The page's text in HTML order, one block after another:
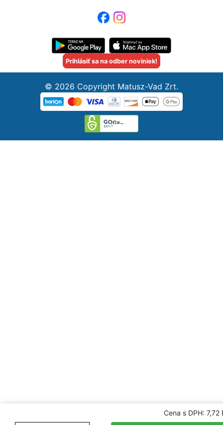
Cena s DPH: 7,72
Prihlásiť sa na odber noviniek!
© 2026 Copyright Matusz-Vad Zrt.